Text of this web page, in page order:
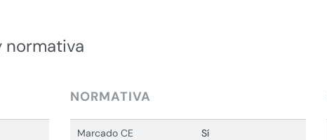
normativa
NORMATIVA
Marcado CE Sí